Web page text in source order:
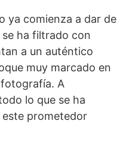
ya comienza a dar de
se ha filtrado con
a un auténtico
muy marcado en
A
lo que se ha
prometedor